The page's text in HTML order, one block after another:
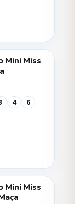
Mini Miss
4
6
Mini Miss